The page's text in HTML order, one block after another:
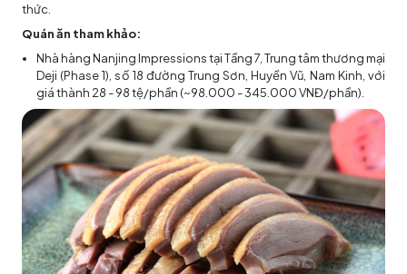
thức.
Quán ăn tham khảo:
Nhà hàng Nanjing Impressions tại Tầng 7, Trung tâm thương mại
Deji (Phase 1), số 18 đường Trung Sơn, Huyền Vũ, Nam Kinh, với
giá thành 28 - 98 tệ/phần (~98.000 - 345.000 VNĐ/phần).